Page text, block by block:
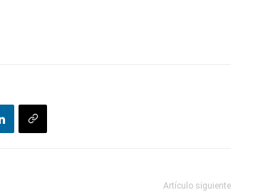
Artículo siguiente